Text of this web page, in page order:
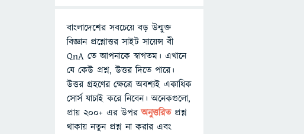
বাংলাদেশের সবচেয়ে বড় উন্মুক্ত
বিজ্ঞান প্রশ্নোত্তর সাইট সায়েন্স বী
QnA তে আপনাকে স্বাগতম। এখানে
যে কেউ প্রশ্ন, উত্তর দিতে পারে।
উত্তর গ্রহণের ক্ষেত্রে অবশ্যই একাধিক
সোর্স যাচাই করে নিবেন। অনেকগুলো,
প্রায় ২০০+ এর উপরঅনুত্তরিতপ্রশ্ন
থাকায় নতুন প্রশ্ন না করার এবং